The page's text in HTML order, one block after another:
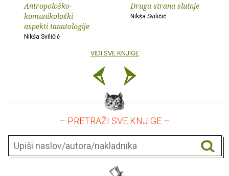
Antropološko-
komunikološki
aspekti tanatologije
Nikša Sviličić
Druga strana slutnje
Nikša Sviličić
VIDI SVE KNJIGE
– PRETRAŽI SVE KNJIGE –